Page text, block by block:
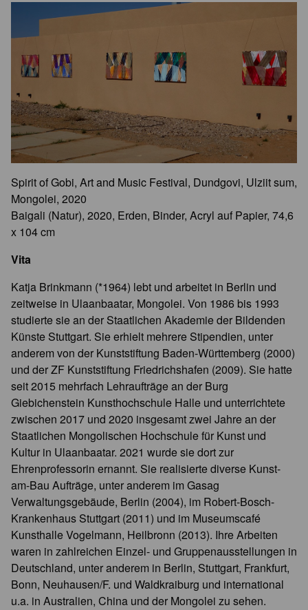
Spirit of Gobi, Art and Music Festival, Dundgovi, Ulziit sum,
Mongolei, 2020
Baigali (Natur), 2020, Erden, Binder, Acryl auf Papier, 74,6
x 104 cm
Vita
Katja Brinkmann (*1964) lebt und arbeitet in Berlin und
zeitweise in Ulaanbaatar, Mongolei. Von 1986 bis 1993
studierte sie an der Staatlichen Akademie der Bildenden
Künste Stuttgart. Sie erhielt mehrere Stipendien, unter
anderem von der Kunststiftung Baden-Württemberg (2000)
und der ZF Kunststiftung Friedrichshafen (2009). Sie hatte
seit 2015 mehrfach Lehraufträge an der Burg
Giebichenstein Kunsthochschule Halle und unterrichtete
zwischen 2017 und 2020 insgesamt zwei Jahre an der
Staatlichen Mongolischen Hochschule für Kunst und
Kultur in Ulaanbaatar. 2021 wurde sie dort zur
Ehrenprofessorin ernannt. Sie realisierte diverse Kunst-
am-Bau Aufträge, unter anderem im Gasag
Verwaltungsgebäude, Berlin (2004), im Robert-Bosch-
Krankenhaus Stuttgart (2011) und im Museumscafé
Kunsthalle Vogelmann, Heilbronn (2013). Ihre Arbeiten
waren in zahlreichen Einzel- und Gruppenausstellungen in
Deutschland, unter anderem in Berlin, Stuttgart, Frankfurt,
Bonn, Neuhausen/F. und Waldkraiburg und international
u.a. in Australien, China und der Mongolei zu sehen.